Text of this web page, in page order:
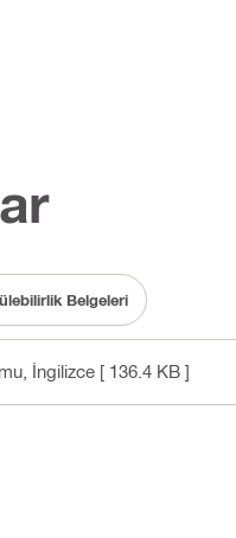
Belgeleri
, İngilizce [ 136.4 KB ]